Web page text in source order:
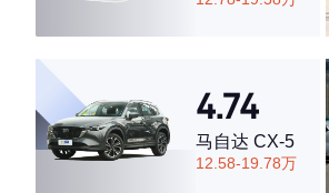
4.74
马自达 CX-5
12.58-19.78万